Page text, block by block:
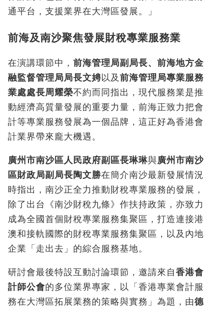
通平台，支援業界在大灣區發展。」
前海及南沙聚焦發展財稅專業服務業
在演講環節中， 前海管理局副局長、前海地方金
融監督管理局局長文娉以及 前海管理局專業服務
業處處長周耀榮不約而同指出，現代服務業是推
動經濟高質量發展的重要力量，前海正致力把會
計等專業服務發展為一個品牌，這正好為香港會
計業界帶來龐大機遇。
廣州市南沙區人民政府副區長琳琳與廣州市南沙
區財政局副局長陶文勝在簡介南沙最新發展情況
時指出，南沙正全力推動財稅專業服務的發展，
除了出台《南沙財稅九條》作扶持政策，亦致力
成為全國首個財稅專業服務集聚區，打造連接港
澳和接軌國際的財稅專業服務集聚區，以及內地
企業「走出去」的綜合服務基地。
研討會最後特設互動討論環節，邀請來自 香港會
計師公會的多位業界專家，以「香港專業會計服
務在大灣區拓展業務的策略與實務」為題，由德